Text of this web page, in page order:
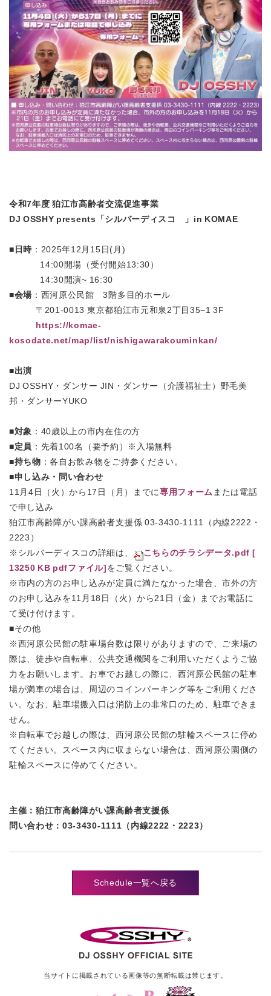
令和7年度 狛江市高齢者交流促進事業
DJ OSSHY presents「シルバーディスコ®︎」in KOMAE
■日時 ：2025年12月15日(月)
14:00開場（受付開始13:30）
14:30開演~ 16:30
■会場 ：西河原公民館 3階多目的ホール
〒201-0013 東京都狛江市元和泉2丁目35−1 3F
https://komae-
kosodate.net/map/list/nishigawarakouminkan/
■出演
DJ OSSHY・ダンサー JIN・ダンサー（介護福祉士）野毛美
邦・ダンサーYUKO
■対象 ：40歳以上の市内在住の方
■定員 ：先着100名（要予約）※入場無料
■持ち物 ：各自お飲み物をご持参ください。
■申し込み・問い合わせ
11月4日（火）から17日（月）までに 専用フォーム または電話
で申し込み
狛江市高齢障がい課高齢者支援係 03‐3430‐1111（内線2222・
2223）
※シルバーディスコの詳細は、
こちらのチラシデータ.pdf [
13250 KB pdfファイル] をご覧ください。
※市内の方のお申し込みが定員に満たなかった場合、市外の方
のお申し込みを11月18日（火）から21日（金）までお電話に
て受け付けます。
■その他
※西河原公民館の駐車場台数は限りがありますので、ご来場の
際は、徒歩や自転車、公共交通機関をご利用いただくようご協
力をお願いします。お車でお越しの際に、西河原公民館の駐車
場が満車の場合は、周辺のコインパーキング等をご利用くださ
い。なお、駐車場搬入口は消防上の非常口のため、駐車できま
せん。
※自転車でお越しの際は、西河原公民館の駐輪スペースに停め
てください。スペース内に収まらない場合は、西河原公園側の
駐輪スペースに停めてください。
主催：狛江市高齢障がい課高齢者支援係
問い合わせ：03-3430-1111（内線2222・2223）
Schedule一覧へ戻る
当サイトに掲載されている画像等の無断転載は禁じます。